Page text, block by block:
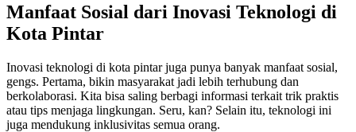
Manfaat Sosial dari Inovasi Teknologi di
Kota Pintar
Inovasi teknologi di kota pintar juga punya banyak manfaat sosial,
gengs. Pertama, bikin masyarakat jadi lebih terhubung dan
berkolaborasi. Kita bisa saling berbagi informasi terkait trik praktis
atau tips menjaga lingkungan. Seru, kan? Selain itu, teknologi ini
juga mendukung inklusivitas semua orang.